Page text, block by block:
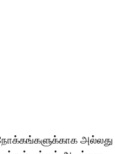
அல்லது